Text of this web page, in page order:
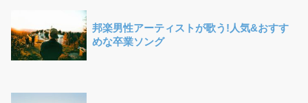
邦楽男性アーティストが歌う!人気&おすす
めな卒業ソング